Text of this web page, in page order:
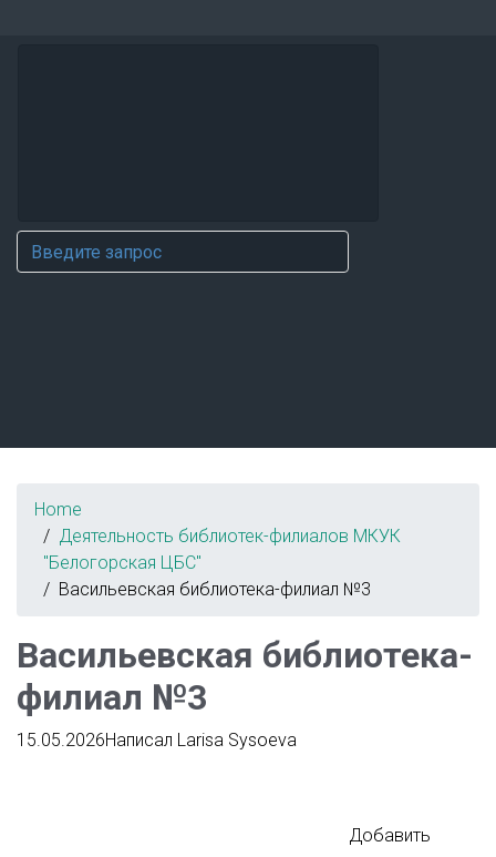
Home
Деятельность библиотек-филиалов МКУК
"Белогорская ЦБС"
Васильевская библиотека-филиал №3
Васильевская библиотека-
филиал №3
15.05.2026Написал Larisa Sysoeva
Добавить